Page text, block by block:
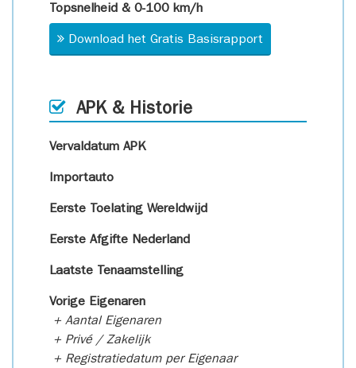
Topsnelheid & 0-100 km/h
Download het Gratis Basisrapport
APK & Historie
Vervaldatum APK
Importauto
Eerste Toelating Wereldwijd
Eerste Afgifte Nederland
Laatste Tenaamstelling
Vorige Eigenaren
+ Aantal Eigenaren
+ Privé / Zakelijk
+ Registratiedatum per Eigenaar